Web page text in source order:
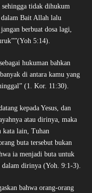
tidak dihukum
dalam Bait Allah lalu
berbuat dosa lagi,
5:14).
hukuman bahkan
di antara kamu yang
(1. Kor. 11:30).
kepada Yesus, dan
atau dirinya, maka
kata lain, Tuhan
buta tersebut bukan
ia menjadi buta untuk
dalam dirinya (Yoh. 9:1-3).
bahwa orang-orang